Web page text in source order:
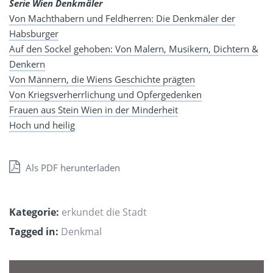
Serie Wien Denkmäler
Von Machthabern und Feldherren: Die Denkmäler der
Habsburger
Auf den Sockel gehoben: Von Malern, Musikern, Dichtern &
Denkern
Von Männern, die Wiens Geschichte prägten
Von Kriegsverherrlichung und Opfergedenken
Frauen aus Stein Wien in der Minderheit
Hoch und heilig
Als PDF herunterladen
Kategorie: erkundet die Stadt
Tagged in: Denkmal